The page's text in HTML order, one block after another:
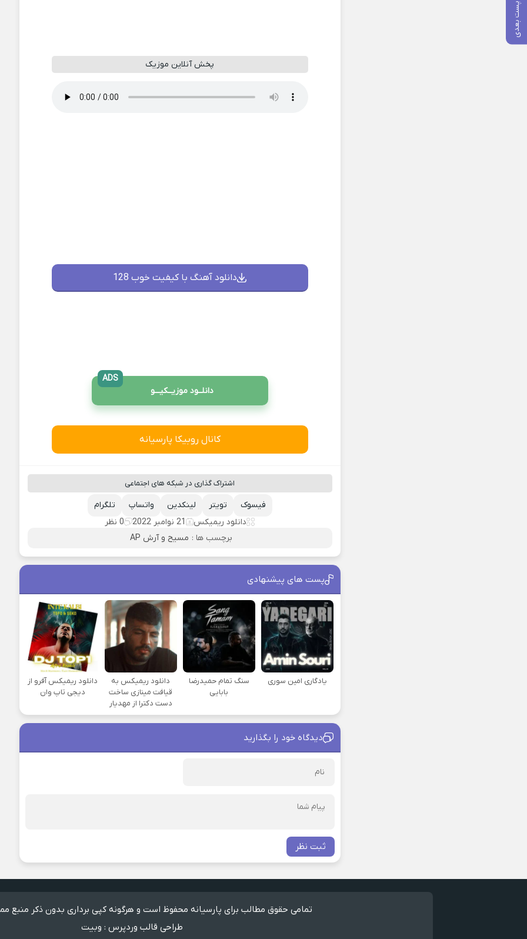
پست بعدی
پخش آنلاین موزیک
دانلود آهنگ با کیفیت خوب 128
دانلــود موزیــکیـــو
ADS
کانال روبیکا پارسیانه
اشتراک گذاری در شبکه های اجتماعی
تلگرام واتساپ لینکدین تویتر
فیسوک
دانلود ریمیکس
21 نوامبر 2022
0 نظر
برچسب ها : مسیح و آرش AP
پست های پیشنهادی
یادگاری امین سوری
سنگ تمام حمیدرضا
بابایی
دانلود ریمیکس به
قیافت مینازی ساخت
دست دکترا از مهدیار
دانلود ریمیکس آفرو از
ديجی تاپ وان
دیدگاه خود را بگذارید
ثبت نظر
تمامی حقوق مطالب برای پارسیانه محفوظ است و هرگونه کپی برداری بدون ذکر منبع
طراحی قالب وردپرس : وبیت